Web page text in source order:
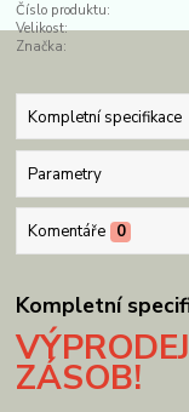
Číslo produktu:
Velikost:
Značka:
Kompletní specifikace
Parametry
Komentáře 0
Kompletní
ZÁSOB!